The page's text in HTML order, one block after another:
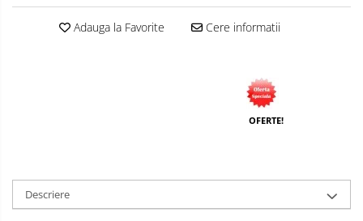
Adauga la Favorite Cere informatii
OFERTE!
Descriere